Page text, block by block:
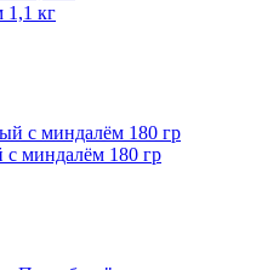
1,1 кг
миндалём 180 гр